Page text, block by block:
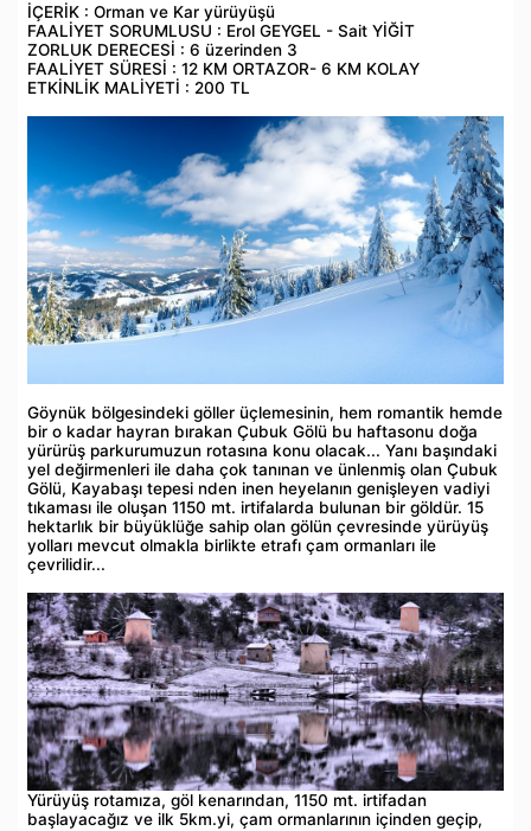
İÇERİK : Orman ve Kar yürüyüşü
FAALİYET SORUMLUSU : Erol GEYGEL - Sait YİĞİT
ZORLUK DERECESİ : 6 üzerinden 3
FAALİYET SÜRESİ : 12 KM ORTAZOR- 6 KM KOLAY
ETKİNLİK MALİYETİ : 200 TL
Göynük bölgesindeki göller üçlemesinin, hem romantik hemde
bir o kadar hayran bırakan Çubuk Gölü bu haftasonu doğa
yürürüş parkurumuzun rotasına konu olacak... Yanı başındaki
yel değirmenleri ile daha çok tanınan ve ünlenmiş olan Çubuk
Gölü, Kayabaşı tepesi nden inen heyelanın genişleyen vadiyi
tıkaması ile oluşan 1150 mt. irtifalarda bulunan bir göldür. 15
hektarlık bir büyüklüğe sahip olan gölün çevresinde yürüyüş
yolları mevcut olmakla birlikte etrafı çam ormanları ile
çevrilidir...
Yürüyüş rotamıza, göl kenarından, 1150 mt. irtifadan
başlayacağız ve ilk 5km.yi, çam ormanlarının içinden geçip,